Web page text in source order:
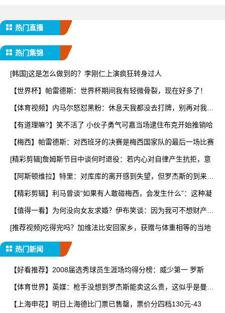
热门直播
热门集锦
[韩国]这是怎么做到的？李刚仁上演疯狂转身过人
【世界杯】帕雷德斯：世界杯期间我有轻微骨裂，现在好多了！
【体育视频】内马尔怒怼黑粉：休息天我都没去打牌，别再对我指
【有道理嘛?】笑不活了 小伙子勇气可嘉当场逮住布克开始推销哈
【梅西】帕雷德斯：对西班牙的决赛是梅西国家队的最后一场比赛
[精彩剪辑]詹姆斯节目中谈何时退役：若内心对自律产生抗拒，意
【阿斯顿维拉】特里：对库库的离开感到失望，但罗杰斯的到来又
【精彩剪辑】利马曾谈“如果有人敢碰梅西，会发生什么”：这种凝
【值得一看】为何没向女友求婚？伊布笑谈：因为我可不想财产被
[推荐视频]吃得完吗？加维法比安回家乡，获赠与体重相等的当地
热门新闻
【好看推荐】2008届选秀球员生涯场均得分榜：威少第一 罗斯
【体育世界】英媒：枪手没想到罗杰斯能卖这么贵，这似乎是曼城
【上海申花】明日上海德比门票已售罄，票价分四档130元-43